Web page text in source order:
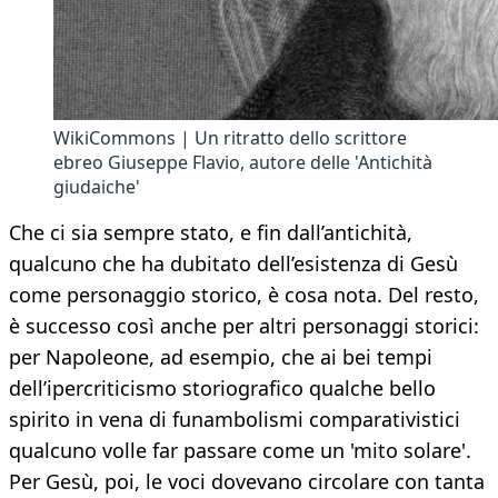
WikiCommons | Un ritratto dello scrittore
ebreo Giuseppe Flavio, autore delle 'Antichità
giudaiche'
Che ci sia sempre stato, e fin dall’antichità,
qualcuno che ha dubitato dell’esistenza di Gesù
come personaggio storico, è cosa nota. Del resto,
è successo così anche per altri personaggi storici:
per Napoleone, ad esempio, che ai bei tempi
dell’ipercriticismo storiografico qualche bello
spirito in vena di funambolismi comparativistici
qualcuno volle far passare come un 'mito solare'.
Per Gesù, poi, le voci dovevano circolare con tanta